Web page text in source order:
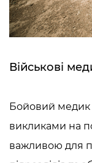
Військові
Бойовий
викликами на
важливою для